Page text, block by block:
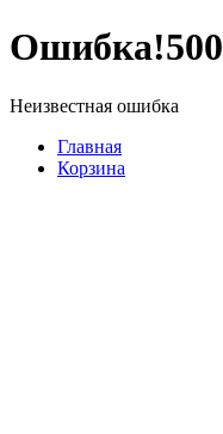
Ошибка!500
Неизвестная ошибка
Главная
Корзина